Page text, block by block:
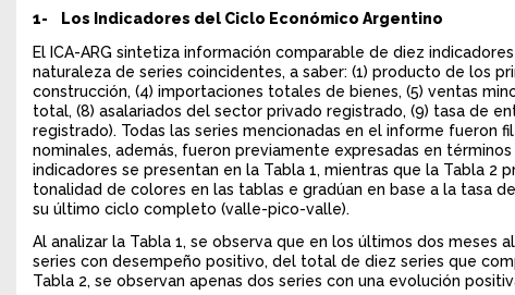
1- Los Indicadores del Ciclo Económico Argentino
El ICA-ARG sintetiza información comparable de diez
naturaleza de series coincidentes, a saber: (1) producto de los
construcción, (4) importaciones totales de bienes, (5) ventas
total, (8) asalariados del sector privado registrado, (9) tasa de
registrado). Todas las series mencionadas en el informe fueron
nominales, además, fueron previamente expresadas en
indicadores se presentan en la Tabla 1, mientras que la Tabla 2
tonalidad de colores en las tablas e gradúan en base a la tasa
su último ciclo completo (valle-pico-valle).
Al analizar la Tabla 1, se observa que en los últimos dos
series con desempeño positivo, del total de diez series que
Tabla 2, se observan apenas dos series con una evolución